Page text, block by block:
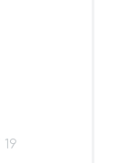
19